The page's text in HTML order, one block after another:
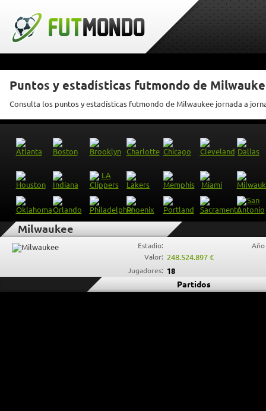
Puntos y estadísticas futmondo de
Consulta los puntos y estadísticas futmondo de Milwaukee jornada a
Milwaukee
Estadio:
Valor:
248.524.897 €
Jugadores: 18
Partidos